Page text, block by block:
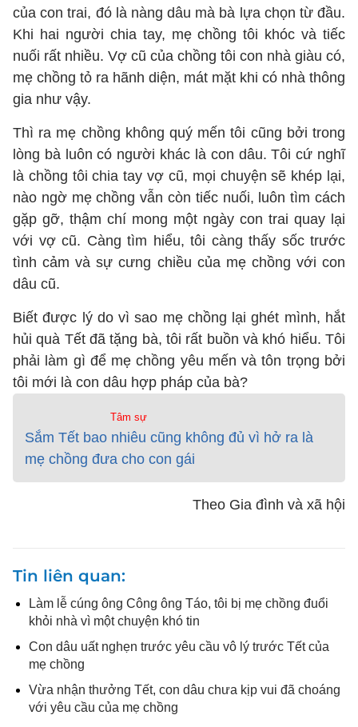
của con trai, đó là nàng dâu mà bà lựa chọn từ đầu.
Khi hai người chia tay, mẹ chồng tôi khóc và tiếc
nuối rất nhiều. Vợ cũ của chồng tôi con nhà giàu có,
mẹ chồng tỏ ra hãnh diện, mát mặt khi có nhà thông
gia như vậy.
Thì ra mẹ chồng không quý mến tôi cũng bởi trong
lòng bà luôn có người khác là con dâu. Tôi cứ nghĩ
là chồng tôi chia tay vợ cũ, mọi chuyện sẽ khép lại,
nào ngờ mẹ chồng vẫn còn tiếc nuối, luôn tìm cách
gặp gỡ, thậm chí mong một ngày con trai quay lại
với vợ cũ. Càng tìm hiểu, tôi càng thấy sốc trước
tình cảm và sự cưng chiều của mẹ chồng với con
dâu cũ.
Biết được lý do vì sao mẹ chồng lại ghét mình, hắt
hủi quà Tết đã tặng bà, tôi rất buồn và khó hiểu. Tôi
phải làm gì để mẹ chồng yêu mến và tôn trọng bởi
tôi mới là con dâu hợp pháp của bà?
Tâm sự
Sắm Tết bao nhiêu cũng không đủ vì hở ra là
mẹ chồng đưa cho con gái
Theo Gia đình và xã hội
Tin liên quan
Làm lễ cúng ông Công ông Táo, tôi bị mẹ chồng đuổi
khỏi nhà vì một chuyện khó tin
Con dâu uất nghẹn trước yêu cầu vô lý trước Tết của
mẹ chồng
Vừa nhận thưởng Tết, con dâu chưa kịp vui đã choáng
với yêu cầu của mẹ chồng